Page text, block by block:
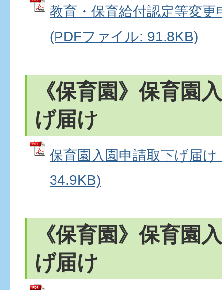
教育・保育給付認定等変更
(PDFファイル: 91.8KB)
《保育園》保育園
げ届け
保育園入園申請取下げ届
34.9KB)
《保育園》保育園
げ届け